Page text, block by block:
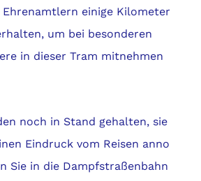
Ehrenamtlern einige Kilometer
um bei besonderen
in dieser Tram mitnehmen
noch in Stand gehalten, sie
Eindruck vom Reisen anno
Sie in die Dampfstraßenbahn